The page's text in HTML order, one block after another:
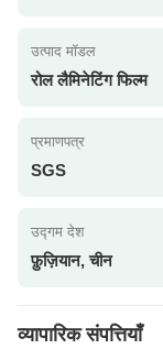
उत्पाद मॉडल
रोल लैमिनेटिंग फिल्म
प्रमाणपत्र
SGS
उद्गम देश
फ़ुज़ियान, चीन
व्यापारिक संपत्तियाँ